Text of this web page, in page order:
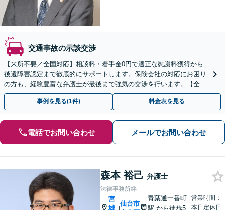
交通事故の示談交渉
【来所不要／全国対応】相談料・着手金0円で適正な慰謝料獲得から
後遺障害認定まで徹底的にサポートします。保険会社の対応にお困り
の方も、経験豊富な弁護士が最後まで強気の交渉を行います。【全国
13拠点】お気軽にご相談ください。
事例を見る(1件) 料金表を見る
電話でお問い合わせ メールでお問い合わせ
森本 裕己 弁護士
法律事務所絆
宮
城 |
仙台市
青葉通一番町
駅 から徒歩5
営業時間：
本日定休日